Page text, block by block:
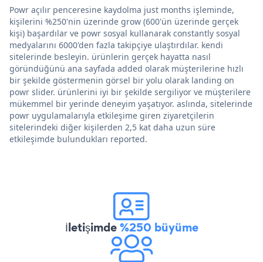
Powr açılır penceresine kaydolma just months işleminde,
kişilerini %250'nin üzerinde grow (600'ün üzerinde gerçek
kişi) başardılar ve powr sosyal kullanarak constantly sosyal
medyalarını 6000'den fazla takipçiye ulaştırdılar. kendi
sitelerinde besleyin. ürünlerin gerçek hayatta nasıl
göründüğünü ana sayfada added olarak müşterilerine hızlı
bir şekilde göstermenin görsel bir yolu olarak landing on
powr slider. ürünlerini iyi bir şekilde sergiliyor ve müşterilere
mükemmel bir yerinde deneyim yaşatıyor. aslında, sitelerinde
powr uygulamalarıyla etkileşime giren ziyaretçilerin
sitelerindeki diğer kişilerden 2,5 kat daha uzun süre
etkileşimde bulundukları reported.
İletişimde%250 büyüme